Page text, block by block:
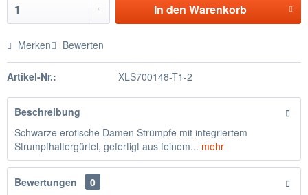
In den Warenkorb
Merken Bewerten
Artikel-Nr.: XLS700148-T1-2
Beschreibung
Schwarze erotische Damen Strümpfe mit integriertem
Strumpfhaltergürtel, gefertigt aus feinem... mehr
Bewertungen
0